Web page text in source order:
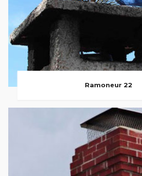
Ramoneur 22